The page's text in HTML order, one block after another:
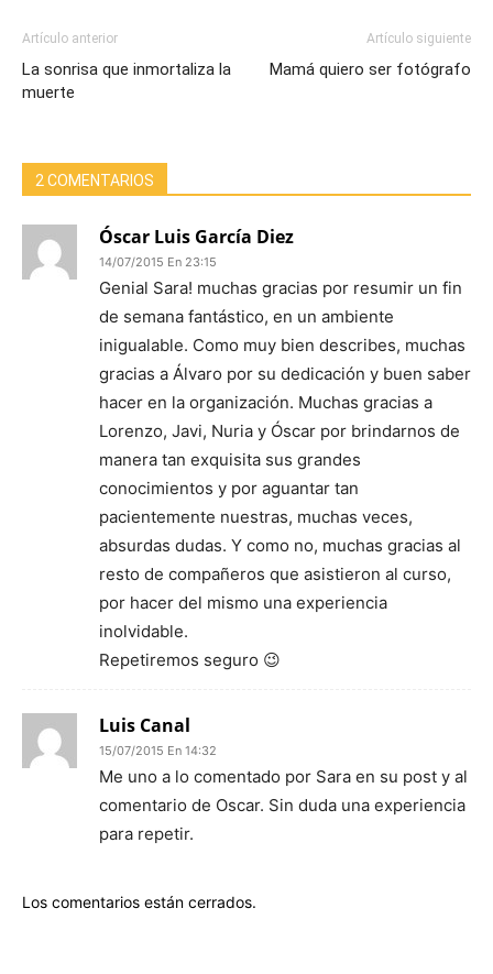
Artículo anterior
La sonrisa que inmortaliza la
muerte
Artículo siguiente
Mamá quiero ser fotógrafo
2 COMENTARIOS
Óscar Luis García Diez
14/07/2015 En 23:15
Genial Sara! muchas gracias por resumir un fin
de semana fantástico, en un ambiente
inigualable. Como muy bien describes, muchas
gracias a Álvaro por su dedicación y buen saber
hacer en la organización. Muchas gracias a
Lorenzo, Javi, Nuria y Óscar por brindarnos de
manera tan exquisita sus grandes
conocimientos y por aguantar tan
pacientemente nuestras, muchas veces,
absurdas dudas. Y como no, muchas gracias al
resto de compañeros que asistieron al curso,
por hacer del mismo una experiencia
inolvidable.
Repetiremos seguro 😉
Luis Canal
15/07/2015 En 14:32
Me uno a lo comentado por Sara en su post y al
comentario de Oscar. Sin duda una experiencia
para repetir.
Los comentarios están cerrados.